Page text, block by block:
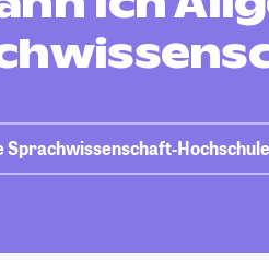
Sprachwissenschaft-